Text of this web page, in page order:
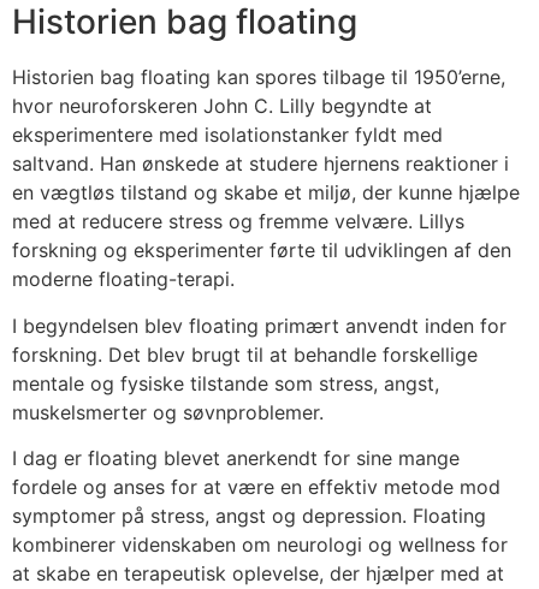
Historien bag floating
Historien bag floating kan spores tilbage til 1950’erne,
hvor neuroforskeren John C. Lilly begyndte at
eksperimentere med isolationstanker fyldt med
saltvand. Han ønskede at studere hjernens reaktioner i
en vægtløs tilstand og skabe et miljø, der kunne hjælpe
med at reducere stress og fremme velvære. Lillys
forskning og eksperimenter førte til udviklingen af den
moderne floating-terapi.
I begyndelsen blev floating primært anvendt inden for
forskning. Det blev brugt til at behandle forskellige
mentale og fysiske tilstande som stress, angst,
muskelsmerter og søvnproblemer.
I dag er floating blevet anerkendt for sine mange
fordele og anses for at være en effektiv metode mod
symptomer på stress, angst og depression. Floating
kombinerer videnskaben om neurologi og wellness for
at skabe en terapeutisk oplevelse, der hjælper med at